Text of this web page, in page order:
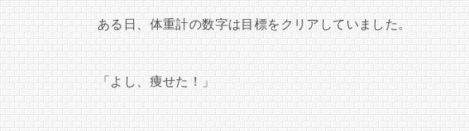
ある日、体重計の数字は目標をクリアしていました。
「よし、痩せた！」